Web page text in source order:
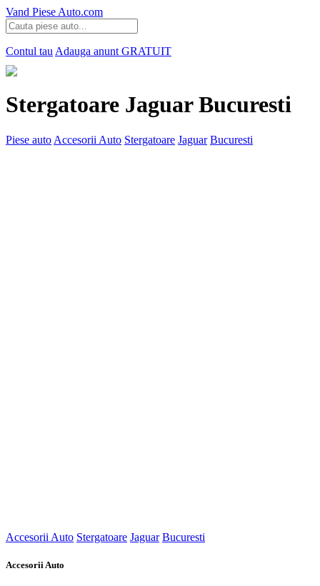
Vand Piese Auto.com
Contul tau Adauga anunt GRATUIT
Stergatoare Jaguar Bucuresti
Piese auto Accesorii Auto Stergatoare Jaguar Bucuresti
Accesorii Auto Stergatoare Jaguar Bucuresti
Accesorii Auto